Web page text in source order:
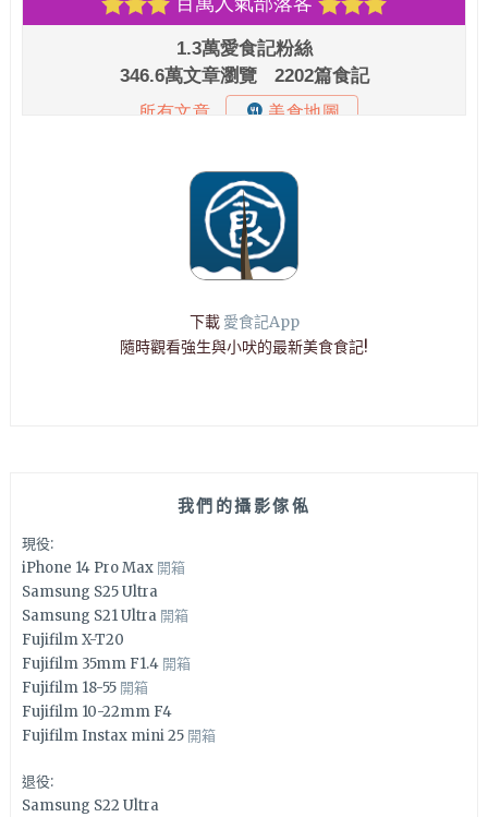
下載 愛食記App
隨時觀看強生與小吠的最新美食食記!
我們的攝影傢俬
現役:
iPhone 14 Pro Max 開箱
Samsung S25 Ultra
Samsung S21 Ultra 開箱
Fujifilm X-T20
Fujifilm 35mm F1.4 開箱
Fujifilm 18-55 開箱
Fujifilm 10-22mm F4
Fujifilm Instax mini 25 開箱
退役:
Samsung S22 Ultra